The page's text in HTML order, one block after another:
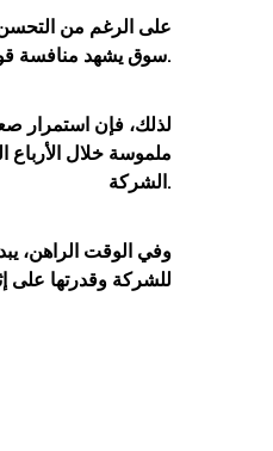
على الرغم من التحسن
سوق يشهد منافسة قوية من كبار مصنعي السيارات الكهربائية حول العالم.
لذلك، فإن استمرار
ملموسة خلال الأرباع
الشركة.
وفي الوقت الراهن،
للشركة وقدرتها على